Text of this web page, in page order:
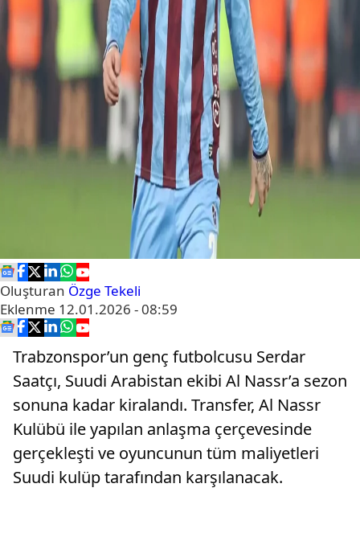
Oluşturan Özge Tekeli
Eklenme 12.01.2026 - 08:59
Trabzonspor’un genç futbolcusu Serdar
Saatçı, Suudi Arabistan ekibi Al Nassr’a sezon
sonuna kadar kiralandı. Transfer, Al Nassr
Kulübü ile yapılan anlaşma çerçevesinde
gerçekleşti ve oyuncunun tüm maliyetleri
Suudi kulüp tarafından karşılanacak.